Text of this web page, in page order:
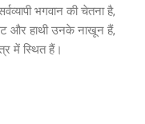
भगवान की चेतना है,
और हाथी उनके नाखून हैं,
में स्थित हैं।